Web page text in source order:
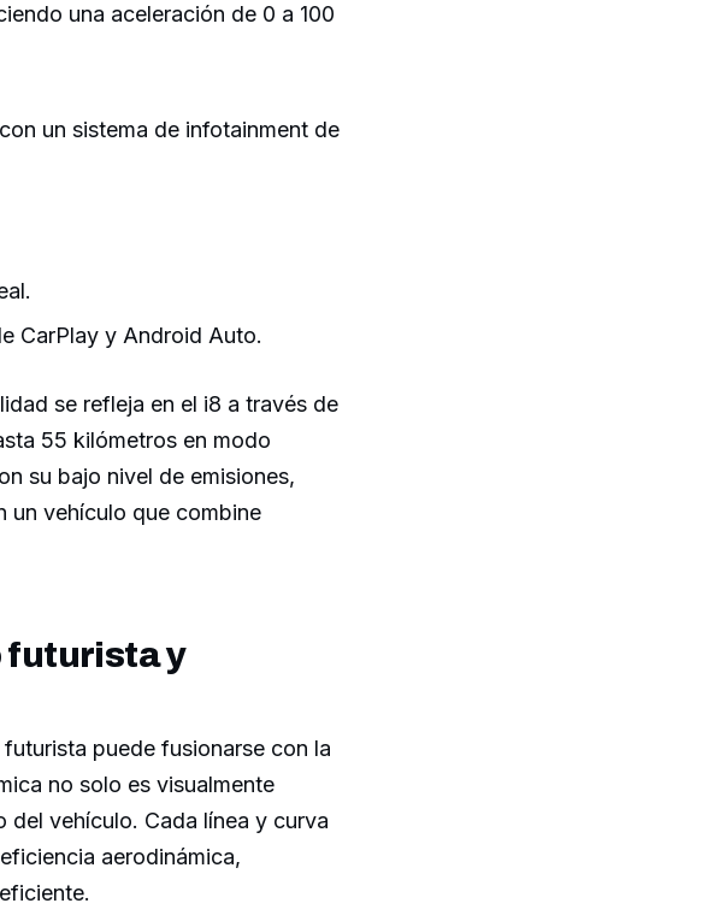
una aceleración de 0 a 100
un sistema de infotainment de
CarPlay y Android Auto.
se refleja en el i8 a través de
55 kilómetros en modo
su bajo nivel de emisiones,
un vehículo que combine
futurista y
puede fusionarse con la
no solo es visualmente
del vehículo. Cada línea y curva
aerodinámica,